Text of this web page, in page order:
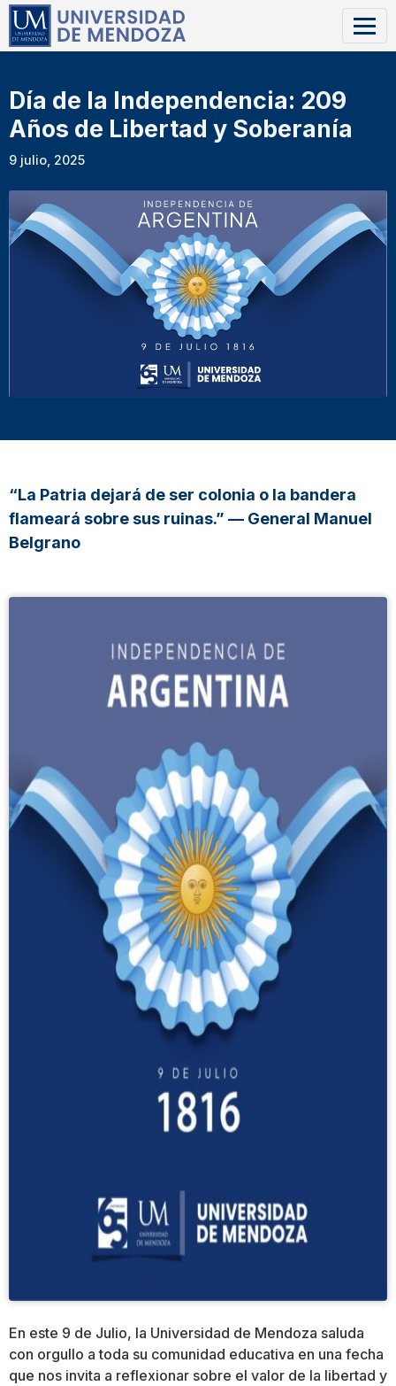
Día de la Independencia: 209
Años de Libertad y Soberanía
9 julio, 2025
“La Patria dejará de ser colonia o la bandera
flameará sobre sus ruinas.” — General Manuel
Belgrano
En este 9 de Julio, la Universidad de Mendoza saluda
con orgullo a toda su comunidad educativa en una fecha
que nos invita a reflexionar sobre el valor de la libertad y